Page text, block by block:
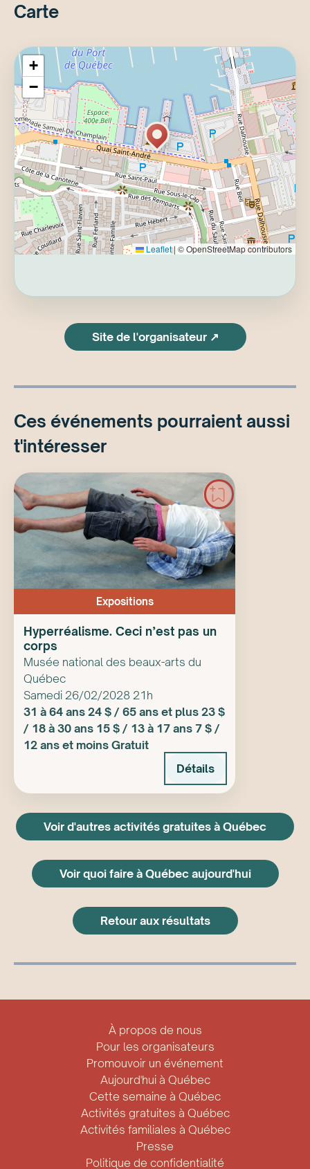
Carte
+
−
Leaflet | © OpenStreetMap contributors
Site de l'organisateur ↗
Ces événements pourraient aussi
t'intéresser
Expositions
Hyperréalisme. Ceci n’est pas un
corps
Musée national des beaux-arts du
Québec
Samedi 26/02/2028 21h
31 à 64 ans 24 $ / 65 ans et plus 23 $
/ 18 à 30 ans 15 $ / 13 à 17 ans 7 $ /
12 ans et moins Gratuit
Détails
Voir d'autres activités gratuites à Québec
Voir quoi faire à Québec aujourd'hui
Retour aux résultats
À propos de nous
Pour les organisateurs
Promouvoir un événement
Aujourd'hui à Québec
Cette semaine à Québec
Activités gratuites à Québec
Activités familiales à Québec
Presse
Politique de confidentialité